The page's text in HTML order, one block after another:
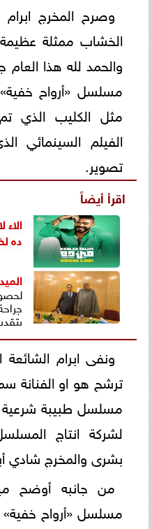
وصرح المخرج
الخشاب ممثلة
والحمد لله هذا العام
مسلسل «أرواح
مثل الكليب الذي
الفيلم السينمائي
تصوير.
اقرأ أيضاً
ده
ونفى ابرام
ترشح هو او الفنانة
مسلسل طبيبة شرعية،
لشركة انتاج
بشرى والمخرج شادي
من جانبه أوضح
مسلسل «أرواح